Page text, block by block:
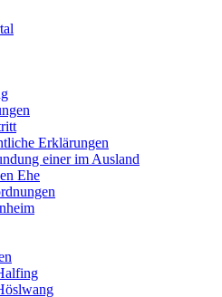
Erklärungen
einer im Ausland
Ehe